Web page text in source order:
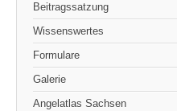
Beitragssatzung
Wissenswertes
Formulare
Galerie
Angelatlas Sachsen